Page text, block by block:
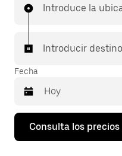
Introduce la
Introducir destino
Fecha
Pulsa
flecha
Consulta los precios